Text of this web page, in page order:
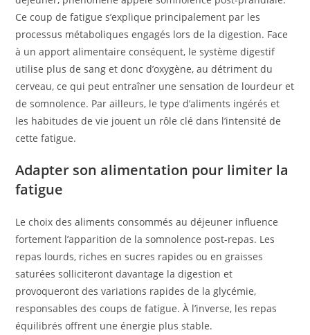
Ce coup de fatigue s’explique principalement par les
processus métaboliques engagés lors de la digestion. Face
à un apport alimentaire conséquent, le système digestif
utilise plus de sang et donc d’oxygène, au détriment du
cerveau, ce qui peut entraîner une sensation de lourdeur et
de somnolence. Par ailleurs, le type d’aliments ingérés et
les habitudes de vie jouent un rôle clé dans l’intensité de
cette fatigue.
Adapter son alimentation pour limiter la
fatigue
Le choix des aliments consommés au déjeuner influence
fortement l’apparition de la somnolence post-repas. Les
repas lourds, riches en sucres rapides ou en graisses
saturées solliciteront davantage la digestion et
provoqueront des variations rapides de la glycémie,
responsables des coups de fatigue. À l’inverse, les repas
équilibrés offrent une énergie plus stable.